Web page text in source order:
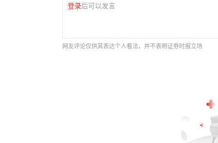
登录后可以发言
网友评论仅供其表达个人看法，并不表明证券时报立场